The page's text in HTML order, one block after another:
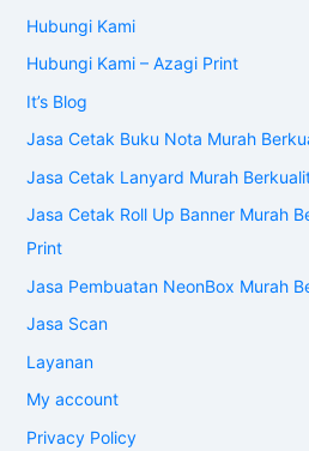
Hubungi Kami
Hubungi Kami – Azagi Print
It’s Blog
Jasa Cetak Buku Nota Murah
Jasa Cetak Lanyard Murah
Jasa Cetak Roll Up Banner Murah
Print
Jasa Pembuatan NeonBox Murah
Jasa Scan
Layanan
My account
Privacy Policy